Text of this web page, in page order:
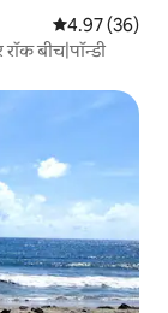
औसत रेटिंग 5 में
4.97 (36)
बीच|पॉन्डी